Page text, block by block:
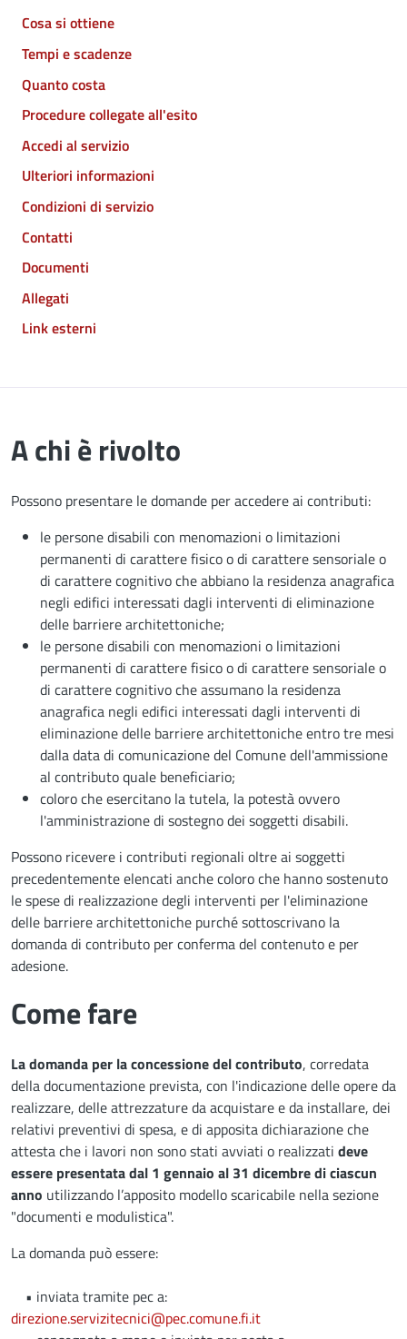
Cosa si ottiene
Tempi e scadenze
Quanto costa
Procedure collegate all'esito
Accedi al servizio
Ulteriori informazioni
Condizioni di servizio
Contatti
Documenti
Allegati
Link esterni
A chi è rivolto
Possono presentare le domande per accedere ai contributi:
le persone disabili con menomazioni o limitazioni
permanenti di carattere fisico o di carattere sensoriale o
di carattere cognitivo che abbiano la residenza anagrafica
negli edifici interessati dagli interventi di eliminazione
delle barriere architettoniche;
le persone disabili con menomazioni o limitazioni
permanenti di carattere fisico o di carattere sensoriale o
di carattere cognitivo che assumano la residenza
anagrafica negli edifici interessati dagli interventi di
eliminazione delle barriere architettoniche entro tre mesi
dalla data di comunicazione del Comune dell'ammissione
al contributo quale beneficiario;
coloro che esercitano la tutela, la potestà ovvero
l'amministrazione di sostegno dei soggetti disabili.
Possono ricevere i contributi regionali oltre ai soggetti
precedentemente elencati anche coloro che hanno sostenuto
le spese di realizzazione degli interventi per l'eliminazione
delle barriere architettoniche purché sottoscrivano la
domanda di contributo per conferma del contenuto e per
adesione.
Come fare
La domanda per la concessione del contributo, corredata
della documentazione prevista, con l'indicazione delle opere da
realizzare, delle attrezzature da acquistare e da installare, dei
relativi preventivi di spesa, e di apposita dichiarazione che
attesta che i lavori non sono stati avviati o realizzati deve
essere presentata dal 1 gennaio al 31 dicembre di ciascun
anno utilizzando l’apposito modello scaricabile nella sezione
"documenti e modulistica".
La domanda può essere:
• inviata tramite pec a:
direzione.servizitecnici@pec.comune.fi.it